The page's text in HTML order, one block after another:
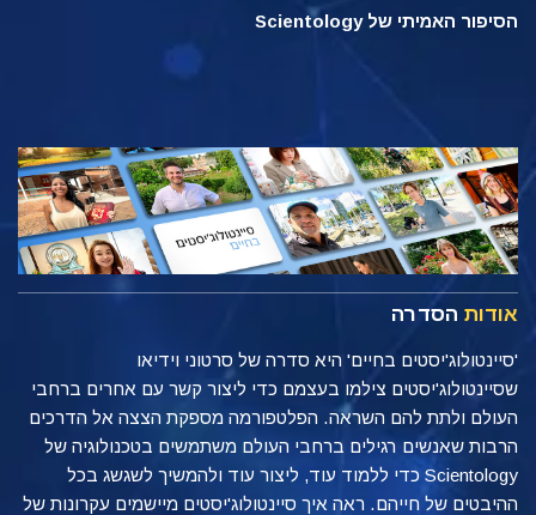
הסיפור האמיתי של Scientology
אודות הסדרה
'סיינטולוג'יסטים בחיים' היא סדרה של סרטוני וידיאו
שסיינטולוג'יסטים צילמו בעצמם כדי ליצור קשר עם אחרים ברחבי
העולם ולתת להם השראה. הפלטפורמה מספקת הצצה אל הדרכים
הרבות שאנשים רגילים ברחבי העולם משתמשים בטכנולוגיה של
Scientology כדי ללמוד עוד, ליצור עוד ולהמשיך לשגשג בכל
ההיבטים של חייהם. ראה איך סיינטולוג'יסטים מיישמים עקרונות של